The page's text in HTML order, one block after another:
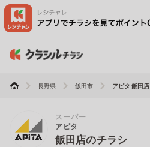
長野県 飯田市 アピタ 飯田店
スーパー
アピタ
飯田店のチラシ